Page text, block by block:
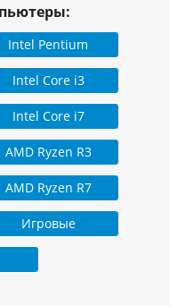
Intel Pentium
Intel Core i3
Intel Core i7
AMD Ryzen R3
AMD Ryzen R7
Игровые